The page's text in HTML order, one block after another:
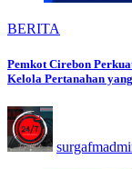
BERITA
Pemkot Cirebon
Kelola Pertanahan